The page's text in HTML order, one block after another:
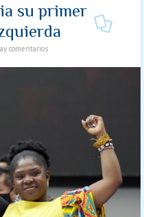
su primer
comentarios